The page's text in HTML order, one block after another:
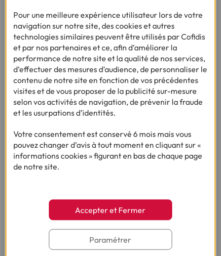
•08/06/2026 3min
ENQUÊTE :
491 € : le budget moyen des Français pour Noël
Pour une meilleure expérience utilisateur lors de votre
navigation sur notre site, des cookies et autres
technologies similaires peuvent être utilisés par Cofidis
et par nos partenaires et ce, afin d’améliorer la
performance de notre site et la qualité de nos services,
d’effectuer des mesures d’audience, de personnaliser le
contenu de notre site en fonction de vos précédentes
visites et de vous proposer de la publicité sur-mesure
selon vos activités de navigation, de prévenir la fraude
et les usurpations d’identités.
Votre consentement est conservé 6 mois mais vous
pouvez changer d’avis à tout moment en cliquant sur «
informations cookies » figurant en bas de chaque page
de notre site.
Accepter et Fermer
Paramétrer